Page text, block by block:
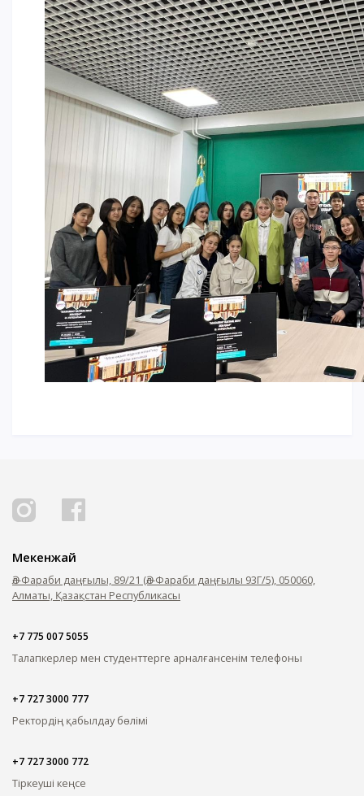
Мекенжай
Әл-Фараби даңғылы, 89/21 (Әл-Фараби даңғылы 93Г/5), 050060,
Алматы, Қазақстан Республикасы
+7 775 007 5055
Талапкерлер мен студенттерге арналғансенім телефоны
+7 727 3000 777
Ректордің қабылдау бөлімі
+7 727 3000 772
Тіркеуші кеңсе